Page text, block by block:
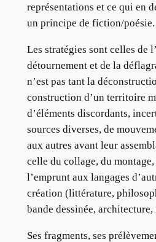
représentations et ce qui en
un principe de fiction/poésie.
Les stratégies sont celles de
détournement et de la
n’est pas tant la
construction d’un territoire
d’éléments discordants,
sources diverses, de
aux autres avant leur
celle du collage, du montage,
l’emprunt aux langages
création (littérature,
bande dessinée,
Ses fragments, ses